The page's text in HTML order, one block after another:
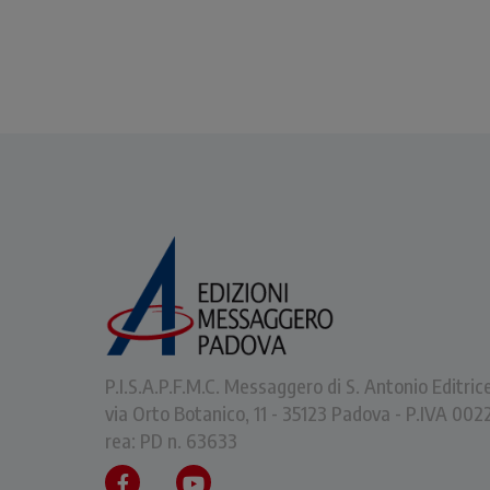
P.I.S.A.P.F.M.C. Messaggero di S. Antonio
via Orto Botanico, 11 - 35123 Padova - P.IVA
rea: PD n. 63633